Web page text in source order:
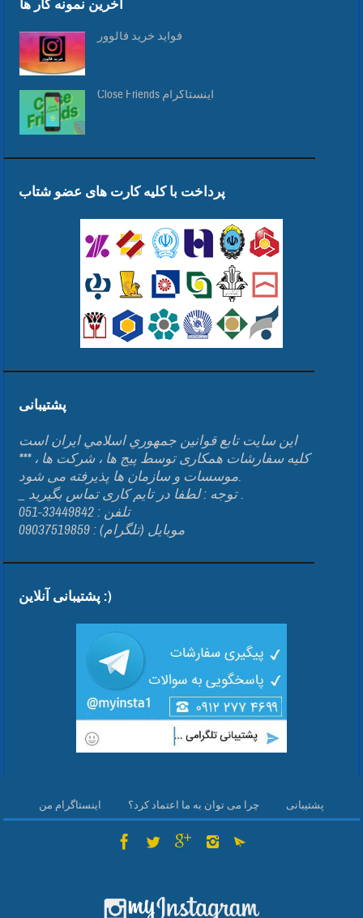
آخرین نمونه کار ها
فواید خرید فالوور
Close Friends اینستاگرام
پرداخت با کلیه کارت های عضو شتاب
پشتیبانی
اين سايت تابع قوانين جمهوري اسلامي ايران است
*** کلیه سفارشات همکاری توسط پیج ها ، شرکت ها ،
موسسات و سازمان ها پذیرفته می شود.
_ توجه : لطفا در تایم کاری تماس بگیرید .
تلفن : 33449842-051
موبایل (تلگرام) : 09037519859
پشتیبانی آنلاین :)
اینستاگرام من چرا می توان به ما اعتماد کرد؟ پشتیبانی